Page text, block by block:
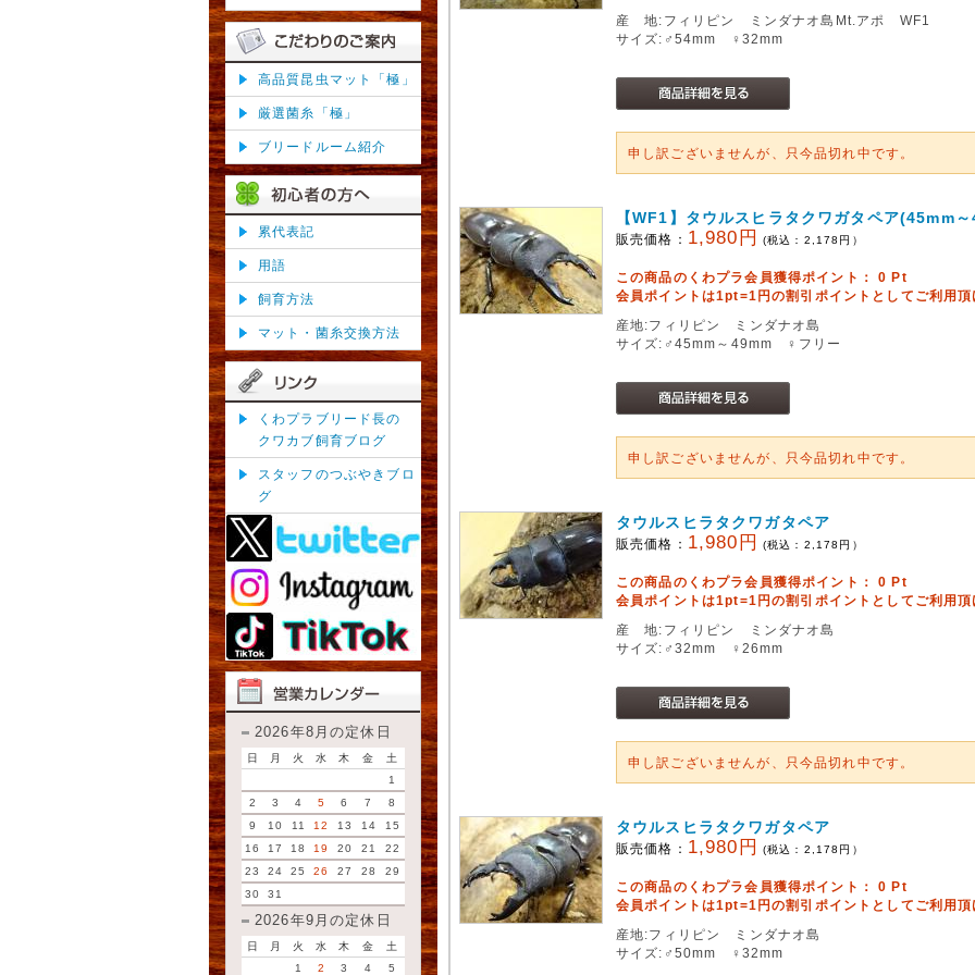
高品質昆虫マット「極」
厳選菌糸「極」
ブリードルーム紹介
累代表記
用語
飼育方法
マット・菌糸交換方法
くわプラブリード長の
クワカブ飼育ブログ
スタッフのつぶやきブロ
グ
2026年8月の定休日
日 月 火 水 木 金
土
1
2
3 4 5 6 7
8
9
10 11 12 13 14
15
16
17 18 19 20 21
22
23
24 25 26 27 28
29
30
31
2026年9月の定休日
日 月 火 水 木 金
土
1
2 3 4 5
産 地:フィリピン ミンダナオ島Mt.アポ WF1
サイズ:♂54mm ♀32mm
申し訳ございませんが、只今品切れ中です。
【WF1】タウルスヒラタクワガタペア(45mm
販売価格： 1,980円 (税込： 2,178 円）
この商品のくわプラ会員獲得ポイント：0 Pt
会員ポイントは1pt=1円の割引ポイントとしてご利用頂
産地:フィリピン ミンダナオ島
サイズ:♂45mm～49mm ♀フリー
申し訳ございませんが、只今品切れ中です。
タウルスヒラタクワガタペア
販売価格： 1,980円 (税込： 2,178 円）
この商品のくわプラ会員獲得ポイント：0 Pt
会員ポイントは1pt=1円の割引ポイントとしてご利用頂
産 地:フィリピン ミンダナオ島
サイズ:♂32mm ♀26mm
申し訳ございませんが、只今品切れ中です。
タウルスヒラタクワガタペア
販売価格： 1,980円 (税込： 2,178 円）
この商品のくわプラ会員獲得ポイント：0 Pt
会員ポイントは1pt=1円の割引ポイントとしてご利用頂
産地:フィリピン ミンダナオ島
サイズ:♂50mm ♀32mm